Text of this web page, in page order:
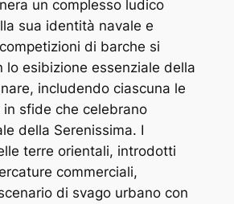
un complesso ludico
sua identità navale e
di barche si
lo esibizione essenziale della
includendo ciascuna le
sfide che celebrano
della Serenissima. I
terre orientali, introdotti
commerciali,
di svago urbano con